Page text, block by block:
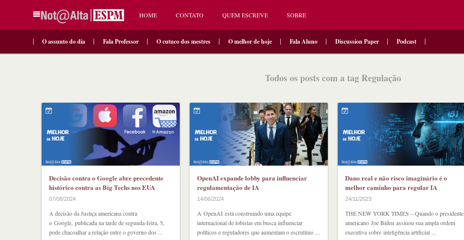
HOME CONTATO QUEM ESCREVE SOBRE
O assunto do dia Fala Professor O cutuco dos mestres O melhor de hoje Fala Aluno Discussion Paper Podcast
Todos os posts com a tag Regulação
Decisão contra o Google abre precedente
histórico contra as Big Techs nos EUA
07/08/2024
A decisão da Justiça americana contra
o Google, publicada na tarde de segunda-feira, 5,
pode chacoalhar a relação entre o governo dos ...
OpenAI expande lobby para influenciar
regulamentação de IA
14/06/2024
A OpenAI está construindo uma equipe
internacional de lobistas em busca influenciar
políticos e reguladores que aumentam o escrutínio ...
Dano real e não risco imaginário é o
melhor caminho para regular IA
24/11/2023
THE NEW YORK TIMES – Quando o presidente
americano Joe Biden assinou sua ampla ordem
executiva sobre inteligência artificial ...